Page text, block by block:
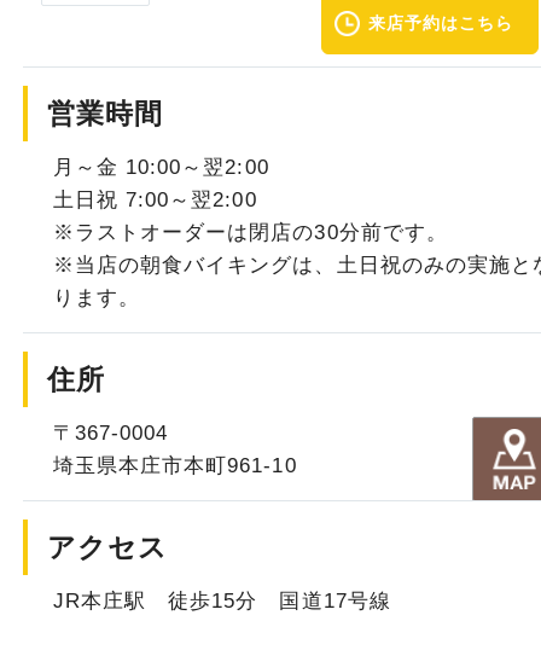
来店予約はこちら
営業時間
月～金 10:00～翌2:00
土日祝 7:00～翌2:00
※ラストオーダーは閉店の30分前です。
※当店の朝食バイキングは、土日祝のみの実施と
ります。
住所
〒367-0004
埼玉県本庄市本町961-10
アクセス
JR本庄駅 徒歩15分 国道17号線